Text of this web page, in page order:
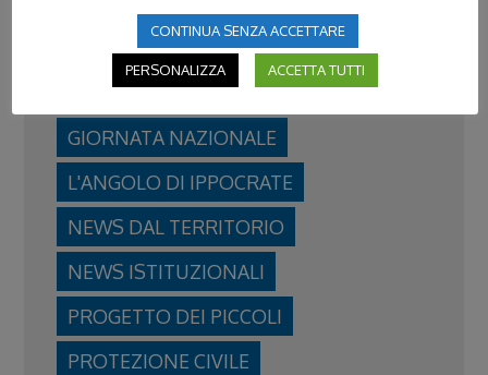
CATEGORIE IN EVIDENZA
FORMAZIONE
FRATERNITÀ
GIORNATA NAZIONALE
L'ANGOLO DI IPPOCRATE
NEWS DAL TERRITORIO
NEWS ISTITUZIONALI
PROGETTO DEI PICCOLI
PROTEZIONE CIVILE
CONTINUA SENZA ACCETTARE
PERSONALIZZA ACCETTA TUTTI